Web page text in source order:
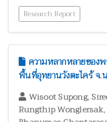
Research Report
ความหลากหลายของ
พื้นที่อุทยานวังตะไคร้ จ.
Wisoot Supong,
Rungthip Wonglersak